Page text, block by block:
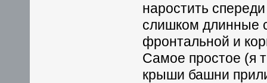
наростить
слишком длинные
фронтальной и
Самое простое (я
крыши башни